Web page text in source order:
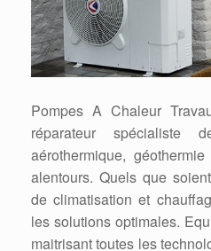
Pompes A Chaleur
réparateur spécialiste
aérothermique,
alentours. Quels que
de climatisation et
les solutions optimales.
maitrisant toutes les